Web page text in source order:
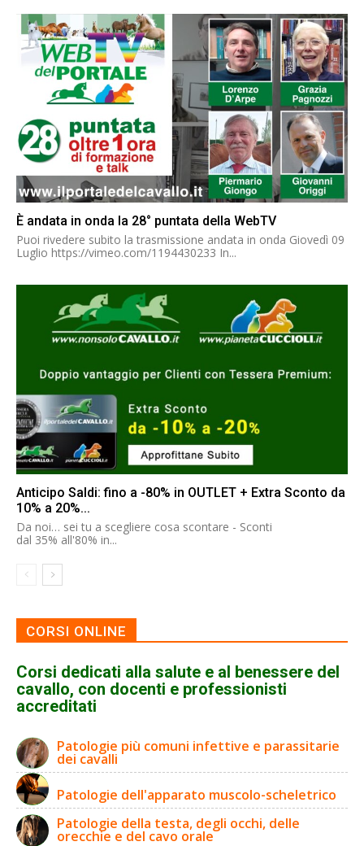
È andata in onda la 28° puntata della WebTV
Puoi rivedere subito la trasmissione andata in onda Giovedì 09
Luglio https://vimeo.com/1194430233 In...
Anticipo Saldi: fino a -80% in OUTLET + Extra Sconto da
10% a 20%...
Da noi… sei tu a scegliere cosa scontare - Sconti
dal 35% all'80% in...
CORSI ONLINE
Corsi dedicati alla salute e al benessere del
cavallo, con docenti e professionisti
accreditati
Patologie più comuni infettive e parassitarie
dei cavalli
Patologie dell'apparato muscolo-scheletrico
Patologie della testa, degli occhi, delle
orecchie e del cavo orale